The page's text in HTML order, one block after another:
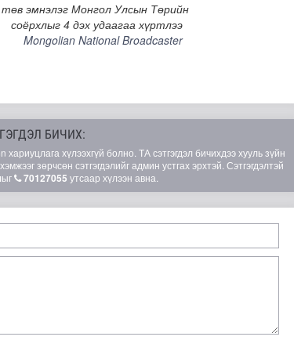
зохион байгуулагдлаа
төв эмнэлэг Монгол Улсын Төрийн
соёрхлыг 4 дэх удаагаа хүртлээ
Mongolian National Broadcaster
БИЧИХ:
хүлээхгүй болно. ТА сэтгэгдэл бичихдээ хууль зүйн
зөрчсөн сэтгэгдэлийг админ устгах эрхтэй. Сэтгэгдэлтэй
70127055 утсаар хүлээн авна.